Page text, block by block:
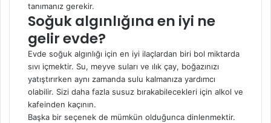
tanımanız gerekir.
Soğuk algınlığına en iyi ne
gelir evde?
Evde soğuk algınlığı için en iyi ilaçlardan biri bol miktarda
sıvı içmektir. Su, meyve suları ve ılık çay, boğazınızı
yatıştırırken aynı zamanda sulu kalmanıza yardımcı
olabilir. Sizi daha fazla susuz bırakabilecekleri için alkol ve
kafeinden kaçının.
Başka bir seçenek de mümkün olduğunca dinlenmektir.